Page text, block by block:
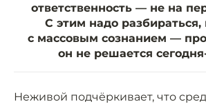
ответственность — не на
С этим надо разбираться,
с массовым сознанием —
он не решается
Неживой подчёркивает, что